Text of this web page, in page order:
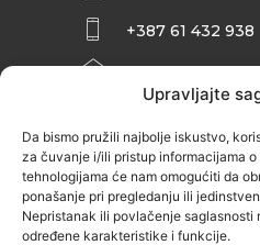
Upravljajte
Da bismo pružili najbolje iskustvo,
za čuvanje i/ili pristup informacijama
tehnologijama će nam omogućiti da
ponašanje pri pregledanju ili
Nepristanak ili povlačenje saglasnosti
određene karakteristike i funkcije.
+387 61 432 938
ZENIČANKA, 3.